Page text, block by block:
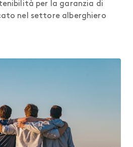
per la garanzia di
nel settore alberghiero